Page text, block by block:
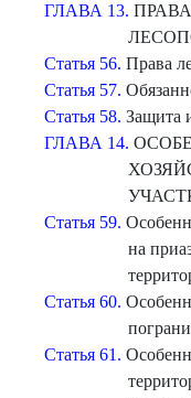
ГЛАВА 13.
Статья 56. Права
Статья 57.
Статья 58. Защита
ГЛАВА 14.
Статья 59.
на
Статья 60.
Статья 61.